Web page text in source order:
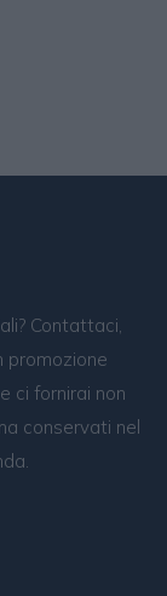
Contattaci,
promozione
ci fornirai non
conservati nel